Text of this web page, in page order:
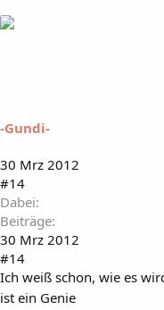
-Gundi-
30 Mrz 2012
#14
Dabei
Beiträge
30 Mrz 2012
#14
Ich weiß schon, wie es
ist ein Genie